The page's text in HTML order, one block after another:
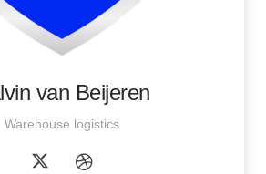
van Beijeren
Warehouse logistics